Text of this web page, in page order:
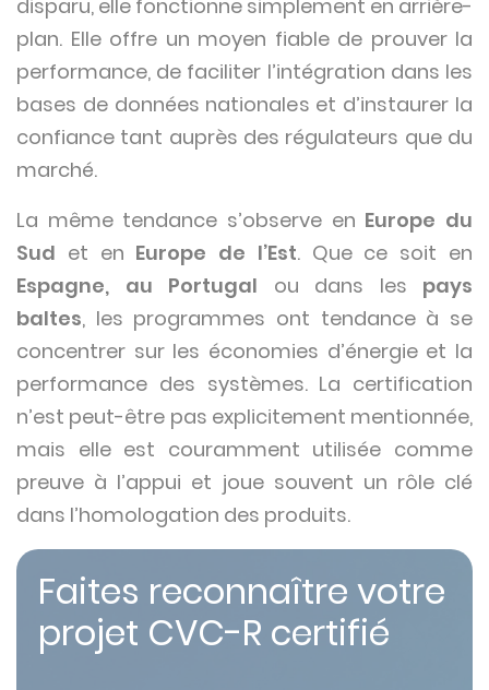
disparu, elle fonctionne simplement en arrière-
plan. Elle offre un moyen fiable de prouver la
performance, de faciliter l’intégration dans les
bases de données nationales et d’instaurer la
confiance tant auprès des régulateurs que du
marché.
La même tendance s’observe en Europe du
Sud et en Europe de l’Est. Que ce soit en
Espagne, au Portugal ou dans les pays
baltes, les programmes ont tendance à se
concentrer sur les économies d’énergie et la
performance des systèmes. La certification
n’est peut-être pas explicitement mentionnée,
mais elle est couramment utilisée comme
preuve à l’appui et joue souvent un rôle clé
dans l’homologation des produits.
Faites reconnaître votre
projet CVC-R certifié